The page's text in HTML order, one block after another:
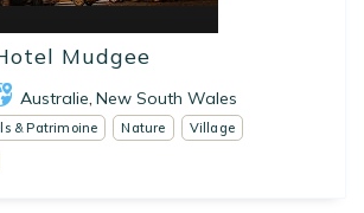
Mudgee
Australie New South Wales
& Patrimoine Nature
Village